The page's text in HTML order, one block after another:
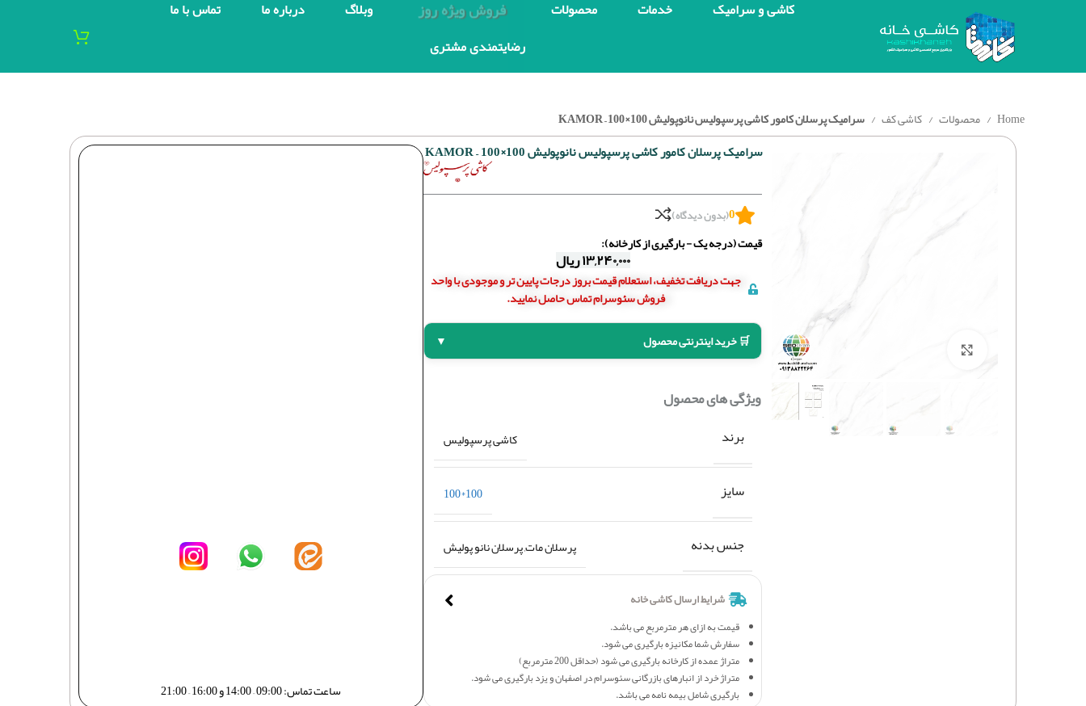
کاشی و سرامیک خدمات محصولات فروش ویژه روز وبلاگ درباره ما تماس با ما
رضایتمندی مشتری
Home محصولات کاشی کف سرامیک پرسلان کامور کاشی پرسپولیس نانوپولیش 100×100 – KAMOR
سرامیک پرسلان کامور کاشی پرسپولیس نانوپولیش 100×100 – KAMOR
0(بدون دیدگاه)
قیمت (درجه یک - بارگیری از کارخانه):
۱۳,۲۴۰,۰۰۰ریال
جهت دریافت تخفیف، استعلام قیمت بروز درجات پایین تر و موجودی با واحد
فروش سئوسرام تماس حاصل نمایید.
🛒 خرید اینترنتی محصول
▼
ویژگی های محصول
برند کاشی پرسپولیس
سایز 100*100
جنس بدنه پرسلان مات, پرسلان نانو پولیش
قیمت به ازای هر مترمربع می باشد.
سفارش شما مکانیزه بارگیری می شود.
متراژ عمده از کارخانه بارگیری می شود (حداقل 200 مترمربع)
متراژ خرد از انبارهای بازرگانی سئوسرام در اصفهان و یزد بارگیری می شود.
بارگیری شامل بیمه نامه می باشد.
شرایط ارسال کاشی خانه
ساعت تماس: 09:00 – 14:00 و 16:00 – 21:00